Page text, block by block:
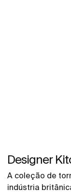
Designer
A coleção de
indústria